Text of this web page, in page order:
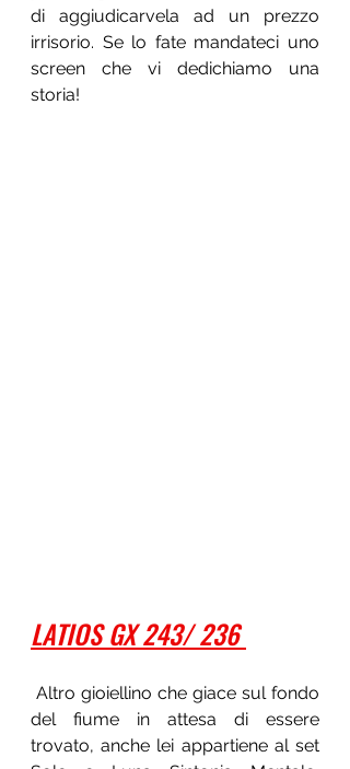
di aggiudicarvela ad un prezzo
irrisorio. Se lo fate mandateci uno
screen che vi dedichiamo una
storia!
LATIOS GX 243/ 236
del fiume in attesa di essere
trovato, anche lei appartiene al set